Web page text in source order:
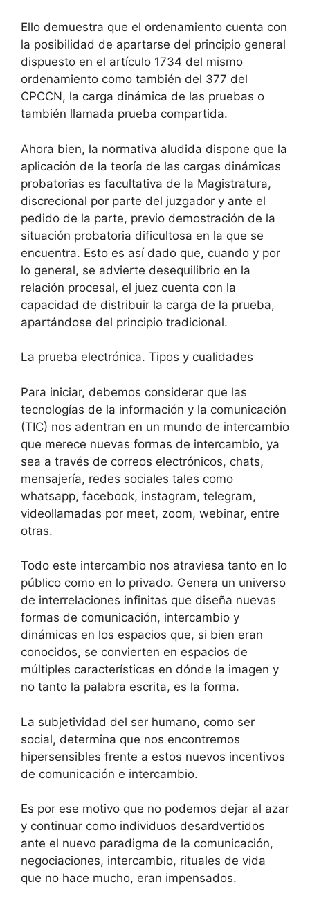
Ello demuestra que el ordenamiento cuenta con
la posibilidad de apartarse del principio general
dispuesto en el artículo 1734 del mismo
ordenamiento como también del 377 del
CPCCN, la carga dinámica de las pruebas o
también llamada prueba compartida.
Ahora bien, la normativa aludida dispone que la
aplicación de la teoría de las cargas dinámicas
probatorias es facultativa de la Magistratura,
discrecional por parte del juzgador y ante el
pedido de la parte, previo demostración de la
situación probatoria dificultosa en la que se
encuentra. Esto es así dado que, cuando y por
lo general, se advierte desequilibrio en la
relación procesal, el juez cuenta con la
capacidad de distribuir la carga de la prueba,
apartándose del principio tradicional.
La prueba electrónica. Tipos y cualidades
Para iniciar, debemos considerar que las
tecnologías de la información y la comunicación
(TIC) nos adentran en un mundo de intercambio
que merece nuevas formas de intercambio, ya
sea a través de correos electrónicos, chats,
mensajería, redes sociales tales como
whatsapp, facebook, instagram, telegram,
videollamadas por meet, zoom, webinar, entre
otras.
Todo este intercambio nos atraviesa tanto en lo
público como en lo privado. Genera un universo
de interrelaciones infinitas que diseña nuevas
formas de comunicación, intercambio y
dinámicas en los espacios que, si bien eran
conocidos, se convierten en espacios de
múltiples características en dónde la imagen y
no tanto la palabra escrita, es la forma.
La subjetividad del ser humano, como ser
social, determina que nos encontremos
hipersensibles frente a estos nuevos incentivos
de comunicación e intercambio.
Es por ese motivo que no podemos dejar al azar
y continuar como individuos desardvertidos
ante el nuevo paradigma de la comunicación,
negociaciones, intercambio, rituales de vida
que no hace mucho, eran impensados.